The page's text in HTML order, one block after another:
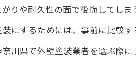
りや耐久性の面で後悔してしま
にするためには、事前に比較
奈川県で外壁塗装業者を選ぶ際